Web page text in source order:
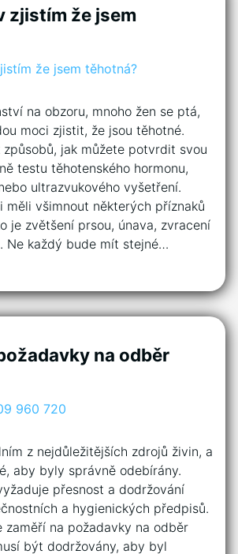
zjistím že jsem
na obzoru, mnoho žen se ptá,
moci zjistit, že jsou těhotné.
způsobů, jak můžete potvrdit svou
testu těhotenského hormonu,
ultrazvukového vyšetření.
měli všimnout některých příznaků
je zvětšení prsou, únava, zvracení
Ne každý bude mít stejné…
na odběr
z nejdůležitějších zdrojů živin, a
aby byly správně odebírány.
přesnost a dodržování
a hygienických předpisů.
zaměří na požadavky na odběr
být dodržovány, aby byl